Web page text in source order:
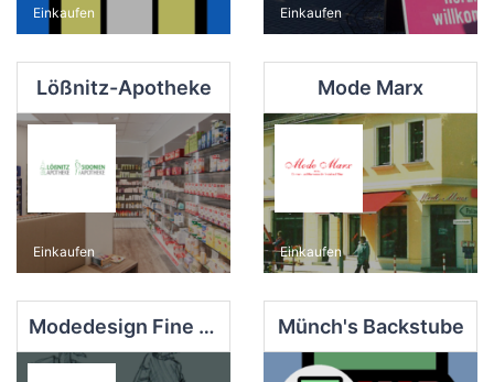
Einkaufen Einkaufen
Lößnitz-Apotheke
Einkaufen
Mode Marx
Einkaufen
Modedesign Fine Reiff Münch's Backstube